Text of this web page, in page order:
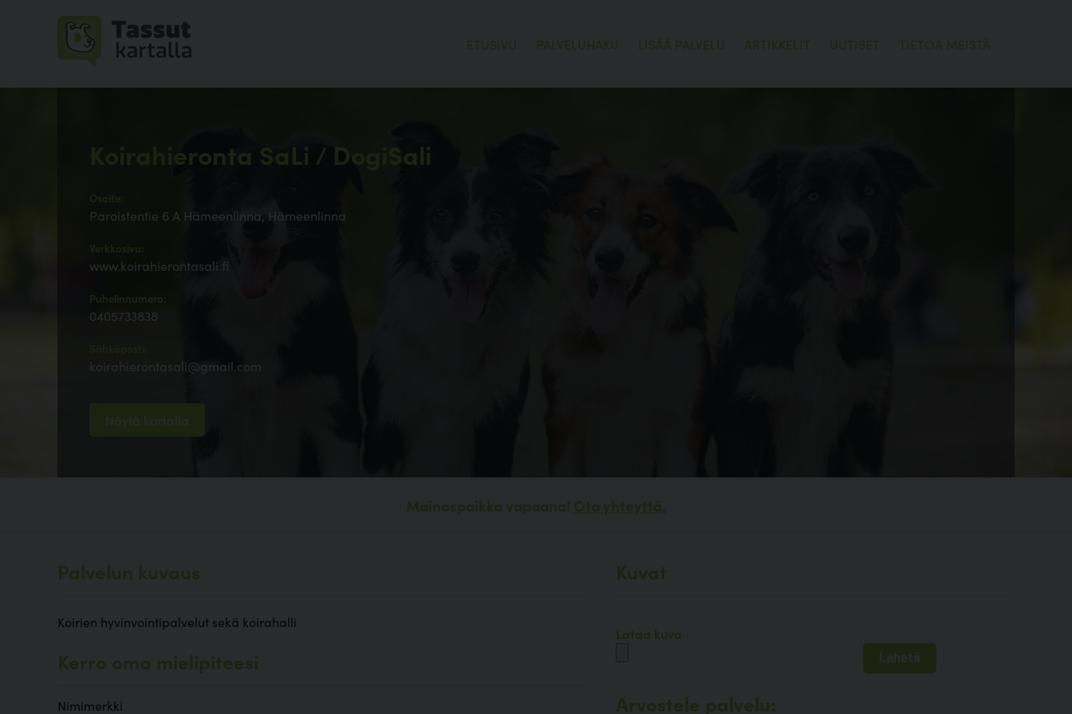
ETUSIVU PALVELUHAKU LISÄÄ PALVELU ARTIKKELIT UUTISET TIETOA MEISTÄ
Koirahieronta SaLi / DogiSali
Paroistentie 6 A Hämeenlinna, Hämeenlinna
www.koirahierontasali.fi
Puhelinnumero:
0405733838
koirahierontasali@gmail.com
Näytä kartalla
Mainospaikka vapaana! Ota yhteyttä.
Palvelun kuvaus
Koirien hyvinvointipalvelut sekä koirahalli
Kerro oma mielipiteesi
Nimimerkki
Kuvat
Lataa kuva
Arvostele palvelu: